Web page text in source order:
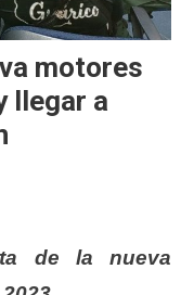
motores
llegar a
de la nueva